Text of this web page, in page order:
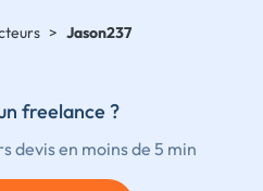
> Jason237
freelance ?
devis en moins de 5 min